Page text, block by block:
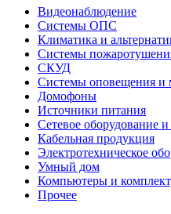
Видеонаблюдение
Системы ОПС
Климатика и
Системы
СКУД
Системы оповещения и
Домофоны
Источники питания
Сетевое оборудование
Кабельная продукция
Электротехническое
Умный дом
Компьютеры и
Прочее